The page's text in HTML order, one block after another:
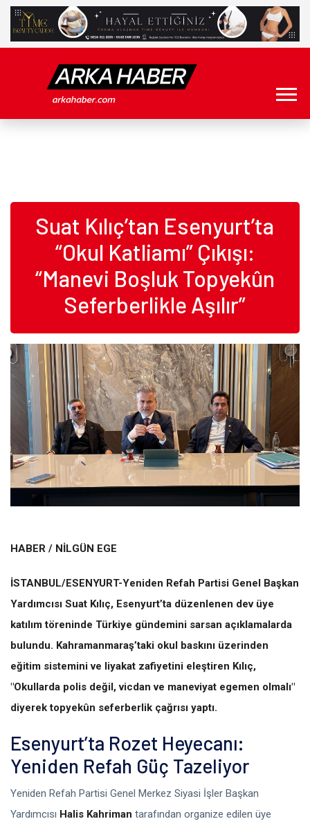
Suat Kılıç’tan Esenyurt’ta
“Okul Katliamı” Çıkışı:
“Manevi Boşluk Topyekûn
Seferberlikle Aşılır”
HABER / NİLGÜN EGE
İSTANBUL/ESENYURT-Yeniden Refah Partisi Genel Başkan
Yardımcısı Suat Kılıç, Esenyurt’ta düzenlenen dev üye
katılım töreninde Türkiye gündemini sarsan açıklamalarda
bulundu. Kahramanmaraş’taki okul baskını üzerinden
eğitim sistemini ve liyakat zafiyetini eleştiren Kılıç,
"Okullarda polis değil, vicdan ve maneviyat egemen olmalı"
diyerek topyekûn seferberlik çağrısı yaptı.
Esenyurt’ta Rozet Heyecanı:
Yeniden Refah Güç Tazeliyor
Yeniden Refah Partisi Genel Merkez Siyasi İşler Başkan
Yardımcısı Halis Kahriman tarafından organize edilen üye